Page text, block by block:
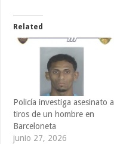
Related
Policía investiga asesinato a
tiros de un hombre en
Barceloneta
junio 27, 2026